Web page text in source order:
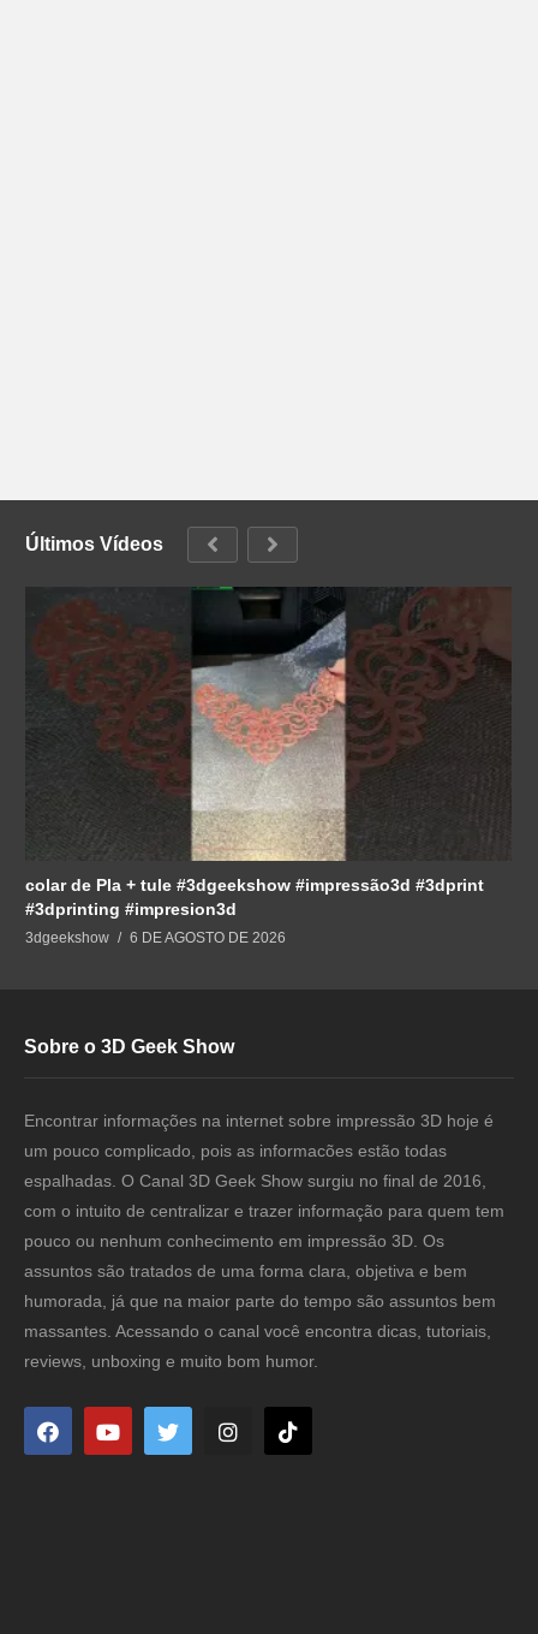
Últimos Vídeos
colar de Pla + tule #3dgeekshow #impressão3d #3dprint
#3dprinting #impresion3d
3dgeekshow 6 DE AGOSTO DE 2026
Sobre o 3D Geek Show
Encontrar informações na internet sobre impressão 3D hoje é
um pouco complicado, pois as informacões estão todas
espalhadas. O Canal 3D Geek Show surgiu no final de 2016,
com o intuito de centralizar e trazer informação para quem tem
pouco ou nenhum conhecimento em impressão 3D. Os
assuntos são tratados de uma forma clara, objetiva e bem
humorada, já que na maior parte do tempo são assuntos bem
massantes. Acessando o canal você encontra dicas, tutoriais,
reviews, unboxing e muito bom humor.